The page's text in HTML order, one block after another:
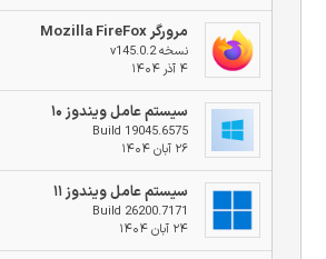
مرورگر Mozilla FireFox
نسخه v145.0.2
۴ آذر ۱۴۰۴
سیستم عامل ویندوز ۱۰
Build 19045.6575
۲۶ آبان ۱۴۰۴
سیستم عامل ویندوز ۱۱
Build 26200.7171
۲۴ آبان ۱۴۰۴